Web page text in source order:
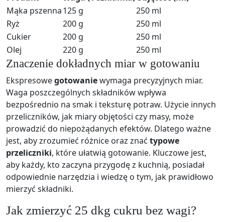
Mąka pszenna125 g
250 ml
Ryż
200 g
250 ml
Cukier
200 g
250 ml
Olej
220 g 250 ml
Znaczenie dokładnych miar w gotowaniu
Ekspresowegotowaniewymaga precyzyjnych miar.
Waga poszczególnych składników wpływa
bezpośrednio na smak i teksturę potraw. Użycie innych
przeliczników, jak miary objętości czy masy, może
prowadzić do niepożądanych efektów. Dlatego ważne
jest, aby zrozumieć różnice oraz znać typowe
przeliczniki, które ułatwią gotowanie. Kluczowe jest,
aby każdy, kto zaczyna przygodę z kuchnią, posiadał
odpowiednie narzędzia i wiedzę o tym, jak prawidłowo
mierzyć składniki.
Jak zmierzyć 25 dkg cukru bez wagi?